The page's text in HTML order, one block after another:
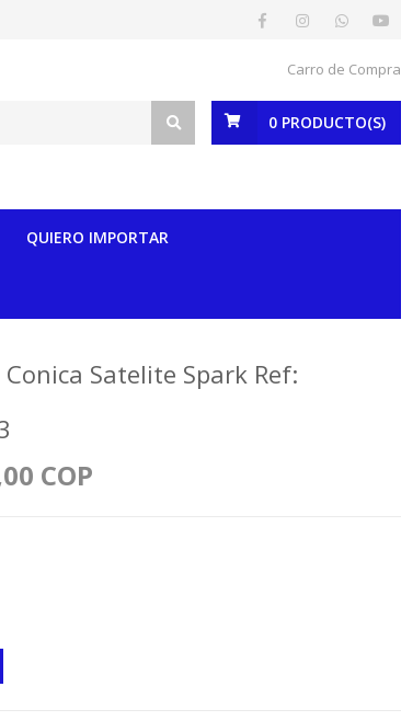
Carro de Compra
0 PRODUCTO(S)
QUIERO IMPORTAR
Satelite Spark Ref:
COP